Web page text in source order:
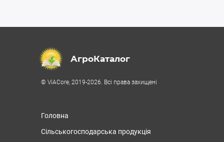
АгроКаталог
© ViACore, 2019-2026. Всі права захищені
Головна
Сільськогосподарська продукція